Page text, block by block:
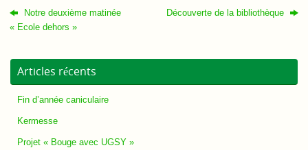
Notre deuxième matinée
« Ecole dehors »
Découverte de la bibliothèque
Articles récents
Fin d’année caniculaire
Kermesse
Projet « Bouge avec UGSY »